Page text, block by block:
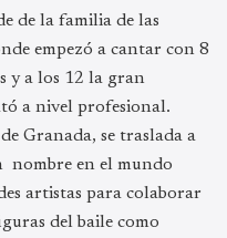
de la familia de las
empezó a cantar con 8
y a los 12 la gran
a nivel profesional.
Granada, se traslada a
nombre en el mundo
artistas para colaborar
del baile como